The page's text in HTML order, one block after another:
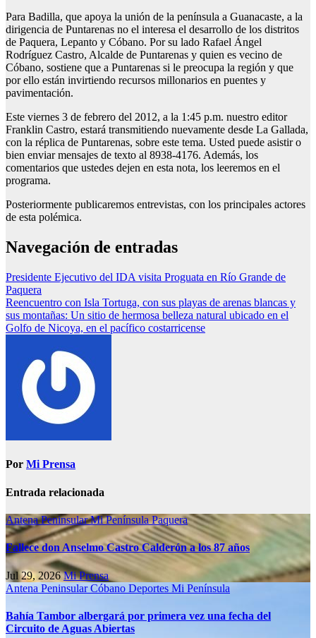
Para Badilla, que apoya la unión de la península a Guanacaste, a la
dirigencia de Puntarenas no el interesa el desarrollo de los distritos
de Paquera, Lepanto y Cóbano. Por su lado Rafael Ángel
Rodríguez Castro, Alcalde de Puntarenas y quien es vecino de
Cóbano, sostiene que a Puntarenas si le preocupa la región y que
por ello están invirtiendo recursos millonarios en puentes y
pavimentación.
Este viernes 3 de febrero del 2012, a la 1:45 p.m. nuestro editor
Franklin Castro, estará transmitiendo nuevamente desde La Gallada,
con la réplica de Puntarenas, sobre este tema. Usted puede asistir o
bien enviar mensajes de texto al 8938-4176. Además, los
comentarios que ustedes dejen en esta nota, los leeremos en el
programa.
Posteriormente publicaremos entrevistas, con los principales actores
de esta polémica.
Navegación de entradas
Presidente Ejecutivo del IDA visita Proguata en Río Grande de
Paquera
Reencuentro con Isla Tortuga, con sus playas de arenas blancas y
sus montañas: Un sitio de hermosa belleza natural ubicado en el
Golfo de Nicoya, en el pacífico costarricense
Por Mi Prensa
Entrada relacionada
Antena PeninsularMi PenínsulaPaquera
Fallece don Anselmo Castro Calderón a los 87 años
Jul 29, 2026Mi Prensa
Antena PeninsularCóbano Deportes Mi Península
Bahía Tambor albergará por primera vez una fecha del
Circuito de Aguas Abiertas